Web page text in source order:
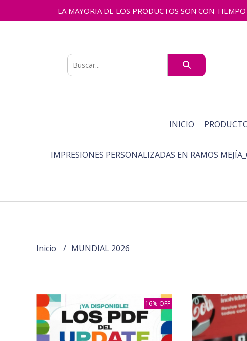
LA MAYORIA DE LOS PRODUCTOS SON CON
INICIO
IMPRESIONES PERSONALIZADAS EN RAMOS
Inicio MUNDIAL 2026
16% OFF